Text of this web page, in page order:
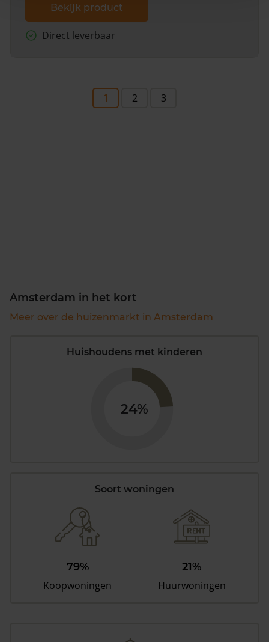
Bekijk product
Direct leverbaar
1 2 3
Amsterdam in het kort
Meer over de huizenmarkt in Amsterdam
Huishoudens met kinderen
24%
Soort woningen
79%
Koopwoningen
21%
Huurwoningen